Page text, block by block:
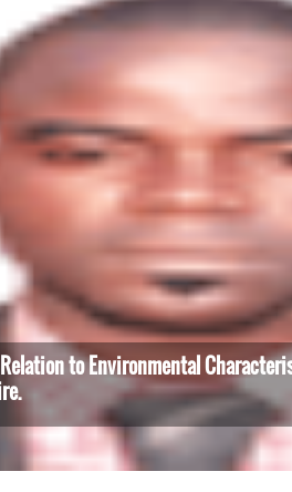
to Environmental